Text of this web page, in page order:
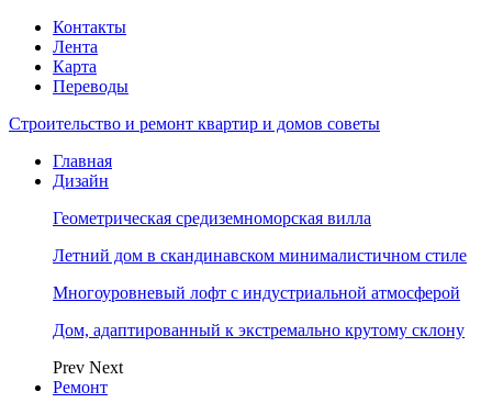
Контакты
Лента
Карта
Переводы
Строительство и ремонт квартир и домов советы
Главная
Дизайн
Геометрическая средиземноморская вилла
Летний дом в скандинавском минималистичном стиле
Многоуровневый лофт с индустриальной атмосферой
Дом, адаптированный к экстремально крутому склону
Prev Next
Ремонт